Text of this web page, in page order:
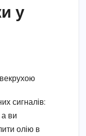
у
сигналів:
а ви
олію в